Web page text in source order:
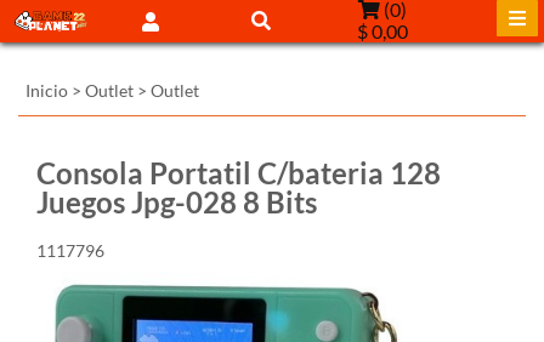
(0)
$ 0,00
Inicio > Outlet > Outlet
Consola Portatil C/bateria 128
Juegos Jpg-028 8 Bits
1117796